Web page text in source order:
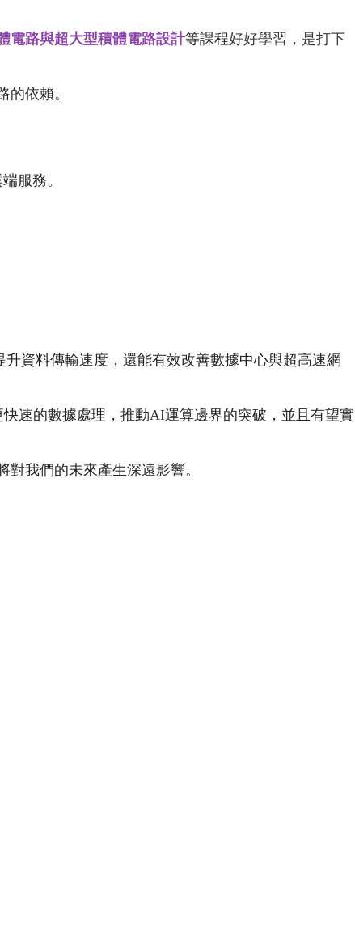
電路與超大型積體電路設計等課程好好學習 ，是打下
依賴。
服務。
資料傳輸速度，還能有效改善數據中心與超高速網
速的數據處理，推動AI運算邊界的突破，並且有望實
我們的未來產生深遠影響。